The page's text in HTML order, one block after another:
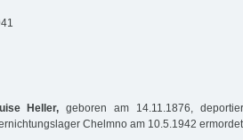
Heller, geboren am 14.11.1876,
Chelmno am 10.5.1942 ermordet